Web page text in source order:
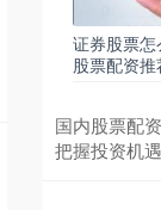
证券股票
股票配资推
国内股票配
把握投资机遇